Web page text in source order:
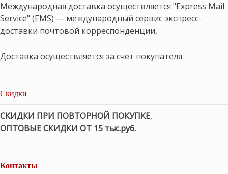
Международная доставка осуществляется "Express Mail
Service" (EMS) — международный сервис экспресс-
доставки почтовой корреспонденции,
Доставка осуществляется за счет покупателя
Скидки
СКИДКИ ПРИ ПОВТОРНОЙ ПОКУПКЕ,
ОПТОВЫЕ СКИДКИ ОТ 15 тыс.руб.
Контакты